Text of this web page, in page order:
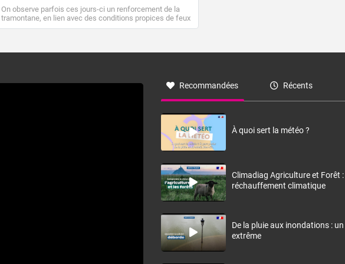
On observe parfois ces jours-ci un renforcement de la
tramontane, en lien avec des conditions propices de feux
de forêt. Mais qu'est-ce que la tramontane ? Quelles sont
à nord-ouest, dans un secteur qui part du Roussillon à la
monts, en allusion aux régions montagneuses d’où
Recommandées Récents
À quoi sert la météo ?
Climadiag Agriculture et Forêt :
réchauffement climatique
De la pluie aux inondations :
extrême